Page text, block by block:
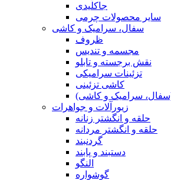
جاکلیدی
سایر محصولات چرمی
سفال، سرامیک و کاشی
ظروف
مجسمه و تندیس
نقش برجسته و تابلو
تزئینات سرامیکی
کاشی تزئینی
سرامیک و کاشی)
زیورآلات و جواهرات
حلقه و انگشتر زنانه
حلقه و انگشتر مردانه
گردنبند
دستبند و پابند
النگو
گوشواره